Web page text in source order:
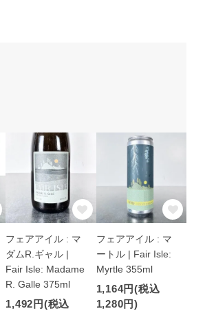
フェアアイル : マ
ダムR.ギャル |
Fair Isle: Madame
R. Galle 375ml
1,492円(税込
フェアアイル : マ
ートル | Fair Isle:
Myrtle 355ml
1,164円(税込
1,280円)